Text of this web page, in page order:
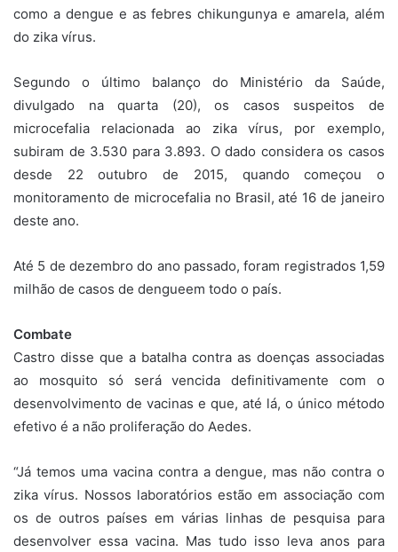
como a dengue e as febres chikungunya e amarela, além
do zika vírus.
Segundo o último balanço do Ministério da Saúde,
divulgado na quarta (20), os casos suspeitos de
microcefalia relacionada ao zika vírus, por exemplo,
subiram de 3.530 para 3.893. O dado considera os casos
desde 22 outubro de 2015, quando começou o
monitoramento de microcefalia no Brasil, até 16 de janeiro
deste ano.
Até 5 de dezembro do ano passado, foram registrados 1,59
milhão de casos de dengueem todo o país.
Combate
Castro disse que a batalha contra as doenças associadas
ao mosquito só será vencida definitivamente com o
desenvolvimento de vacinas e que, até lá, o único método
efetivo é a não proliferação do Aedes.
“Já temos uma vacina contra a dengue, mas não contra o
zika vírus. Nossos laboratórios estão em associação com
os de outros países em várias linhas de pesquisa para
desenvolver essa vacina. Mas tudo isso leva anos para